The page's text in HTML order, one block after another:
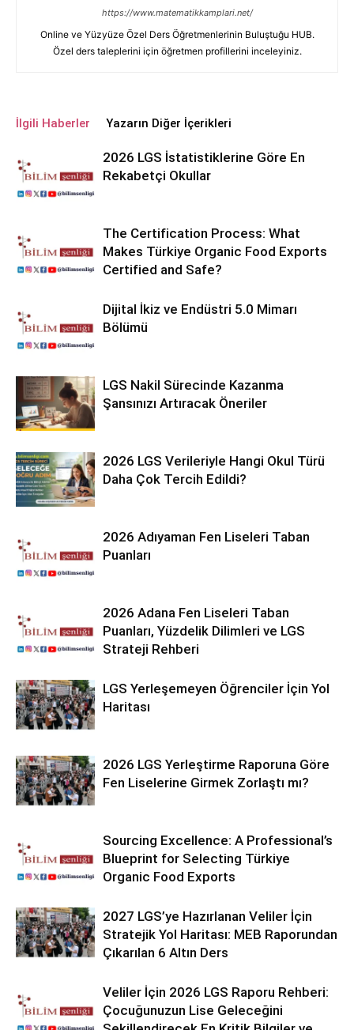
https://www.matematikkamplari.net/
Online ve Yüzyüze Özel Ders Öğretmenlerinin Buluştuğu HUB.
Özel ders taleplerini için öğretmen profillerini inceleyiniz.
İlgili Haberler Yazarın Diğer İçerikleri
2026 LGS İstatistiklerine Göre En
Rekabetçi Okullar
The Certification Process: What
Makes Türkiye Organic Food Exports
Certified and Safe?
Dijital İkiz ve Endüstri 5.0 Mimarı
Bölümü
LGS Nakil Sürecinde Kazanma
Şansınızı Artıracak Öneriler
2026 LGS Verileriyle Hangi Okul Türü
Daha Çok Tercih Edildi?
2026 Adıyaman Fen Liseleri Taban
Puanları
2026 Adana Fen Liseleri Taban
Puanları, Yüzdelik Dilimleri ve LGS
Strateji Rehberi
LGS Yerleşemeyen Öğrenciler İçin Yol
Haritası
2026 LGS Yerleştirme Raporuna Göre
Fen Liselerine Girmek Zorlaştı mı?
Sourcing Excellence: A Professional’s
Blueprint for Selecting Türkiye
Organic Food Exports
2027 LGS’ye Hazırlanan Veliler İçin
Stratejik Yol Haritası: MEB Raporundan
Çıkarılan 6 Altın Ders
Veliler İçin 2026 LGS Raporu Rehberi:
Çocuğunuzun Lise Geleceğini